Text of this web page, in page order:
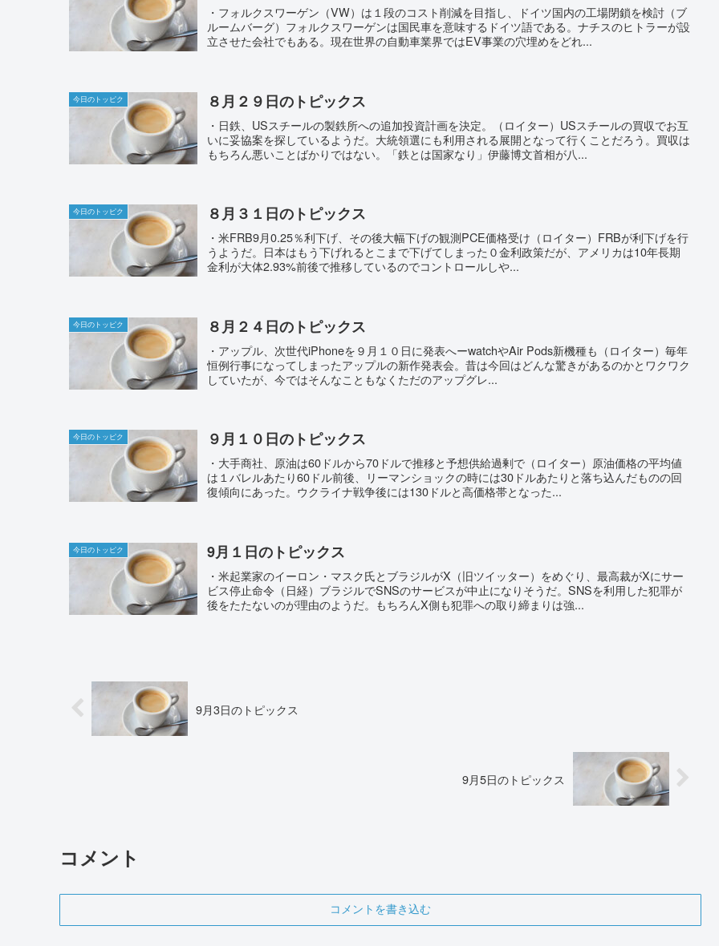
・フォルクスワーゲン（VW）は１段のコスト削減を目指し、ドイツ国内の工場閉鎖を検討（ブ
ルームバーグ）フォルクスワーゲンは国民車を意味するドイツ語である。ナチスのヒトラーが設
立させた会社でもある。現在世界の自動車業界ではEV事業の穴埋めをどれ...
今日のトッピク ８月２９日のトピックス
・日鉄、USスチールの製鉄所への追加投資計画を決定。（ロイター）USスチールの買収でお互
いに妥協案を探しているようだ。大統領選にも利用される展開となって行くことだろう。買収は
もちろん悪いことばかりではない。「鉄とは国家なり」伊藤博文首相が八...
今日のトッピク ８月３１日のトピックス
・米FRB9月0.25％利下げ、その後大幅下げの観測PCE価格受け（ロイター）FRBが利下げを行
うようだ。日本はもう下げれるとこまで下げてしまった０金利政策だが、アメリカは10年長期
金利が大体2.93%前後で推移しているのでコントロールしや...
今日のトッピク ８月２４日のトピックス
・アップル、次世代iPhoneを９月１０日に発表へーwatchやAir Pods新機種も（ロイター）毎年
恒例行事になってしまったアップルの新作発表会。昔は今回はどんな驚きがあるのかとワクワク
していたが、今ではそんなこともなくただのアップグレ...
今日のトッピク ９月１０日のトピックス
・大手商社、原油は60ドルから70ドルで推移と予想供給過剰で（ロイター）原油価格の平均値
は１バレルあたり60ドル前後、リーマンショックの時には30ドルあたりと落ち込んだものの回
復傾向にあった。ウクライナ戦争後には130ドルと高価格帯となった...
今日のトッピク 9月１日のトピックス
・米起業家のイーロン・マスク氏とブラジルがX（旧ツイッター）をめぐり、最高裁がXにサー
ビス停止命令（日経）ブラジルでSNSのサービスが中止になりそうだ。SNSを利用した犯罪が
後をたたないのが理由のようだ。もちろんX側も犯罪への取り締まりは強...
9月3日のトピックス
9月5日のトピックス
コメント
コメントを書き込む